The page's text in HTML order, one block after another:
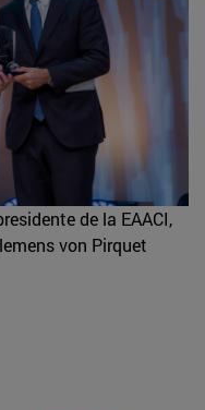
de la EAACI,
von Pirquet